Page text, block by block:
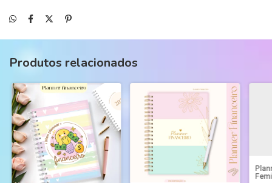
Produtos relacionados